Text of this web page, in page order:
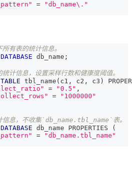
=
"db_name\."
有表的统计信息。
DATABASE db_name ;
计信息，设置采样行数和健康度阈值。
TABLE tbl_name ( c1 , c2 , c3 )
= "0.5" ,
=
"1000000"
信息，不收集`db_name.tbl_name`表。
DATABASE db_name PROPERTIES
(
=
"db_name.tbl_name"